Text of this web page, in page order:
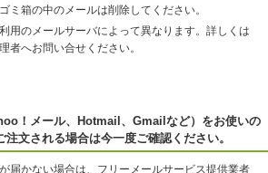
ミ箱の中のメールは削除してください。
用のメールサーバによって異なります。詳しくは
者へお問い合せください。
！メール、Hotmail、Gmailなど）をお使いの
文される場合は今一度ご確認ください。
届かない場合は、フリーメールサービス提供業者